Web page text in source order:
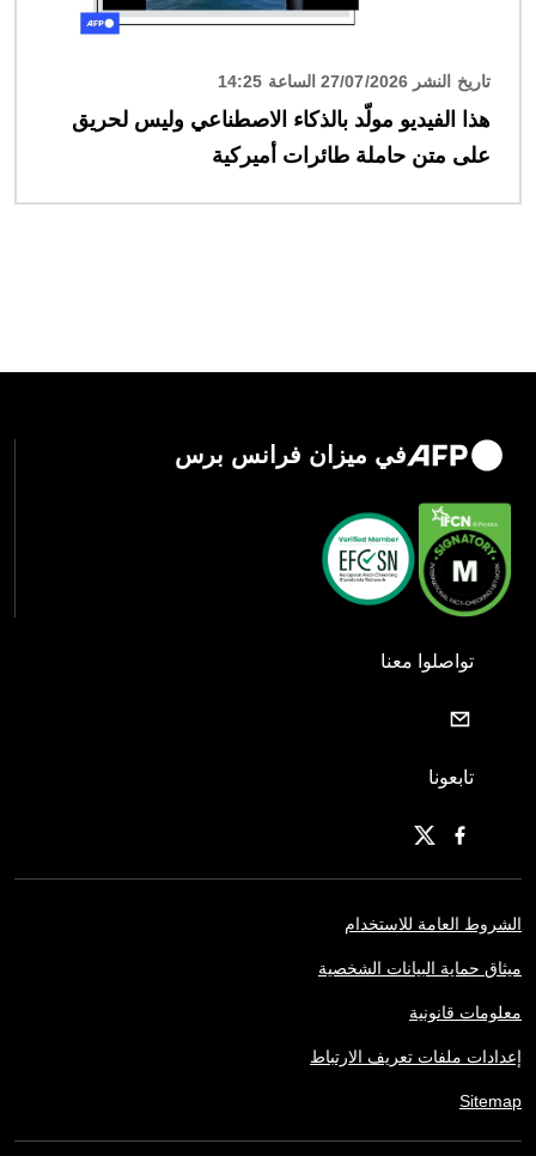
تاريخ النشر 27/07/2026 الساعة 14:25
هذا الفيديو مولّد بالذكاء الاصطناعي وليس لحريق
على متن حاملة طائرات أميركية
في ميزان فرانس برس
تواصلوا معنا
تابعونا
الشروط العامة للاستخدام
ميثاق حماية البيانات الشخصية
معلومات قانونية
إعدادات ملفات تعريف الارتباط
Sitemap